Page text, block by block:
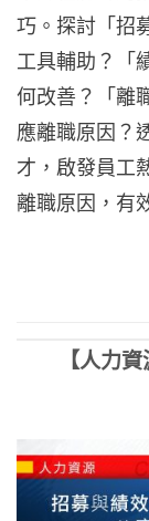
巧。探討「招
工具輔助？「
何改善？「離
應離職原因？
才，啟發員工
離職原因，有
【人力